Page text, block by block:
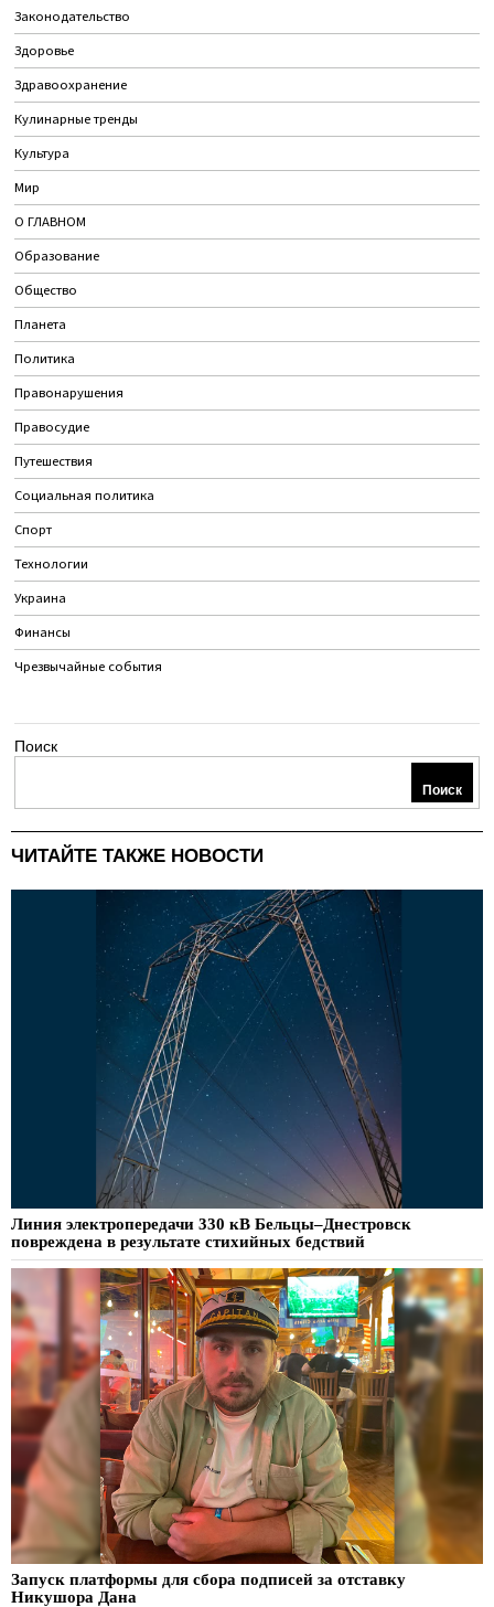
Законодательство
Здоровье
Здравоохранение
Кулинарные тренды
Культура
Мир
О ГЛАВНОМ
Образование
Общество
Планета
Политика
Правонарушения
Правосудие
Путешествия
Социальная политика
Спорт
Технологии
Украина
Финансы
Чрезвычайные события
Поиск
Поиск
ЧИТАЙТЕ ТАКЖЕ НОВОСТИ
Линия электропередачи 330 кВ Бельцы–Днестровск
повреждена в результате стихийных бедствий
Запуск платформы для сбора подписей за отставку
Никушора Дана